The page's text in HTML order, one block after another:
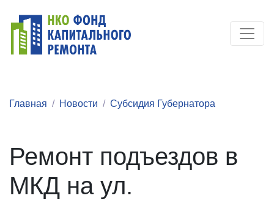
Главная Новости Субсидия Губернатора
Ремонт подъездов в
МКД на ул.